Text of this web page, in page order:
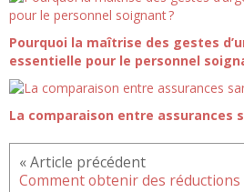
Pourquoi la maîtrise des gestes
essentielle pour le personnel
La comparaison entre assurances